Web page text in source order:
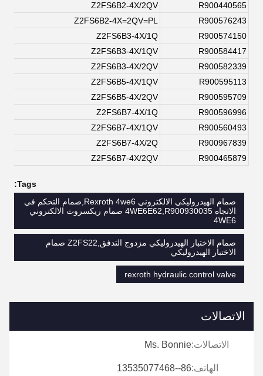
R900440565
Z2FS6B2-4X/2QV
R900576243
Z2FS6B2-4X=2QV=PL
R900574150
Z2FS6B3-4X/1Q
R900584417
Z2FS6B3-4X/1QV
R900582339
Z2FS6B3-4X/2QV
R900595113
Z2FS6B5-4X/1QV
R900595709
Z2FS6B5-4X/2QV
R900596996
Z2FS6B7-4X/1Q
R900560493
Z2FS6B7-4X/1QV
R900967839
Z2FS6B7-4X/2Q
R900465879
Z2FS6B7-4X/2QV
Tags:
صمام الهيدروليكي الالكتروني Rexroth 4we6,صمام التحكم في
الاتجاه 4WE6E62,R900930035 صمام ريكسروث الالكتروني
4WE6
صمام الاختبار الهيدروليكي مزدوج التدفق,Z2FS22 صمام
الاختبار الهيدروليكي
rexroth hydraulic control valve
الاتصالات
الاتصالات:Ms. Bonnie
الهاتف:86--13535077468